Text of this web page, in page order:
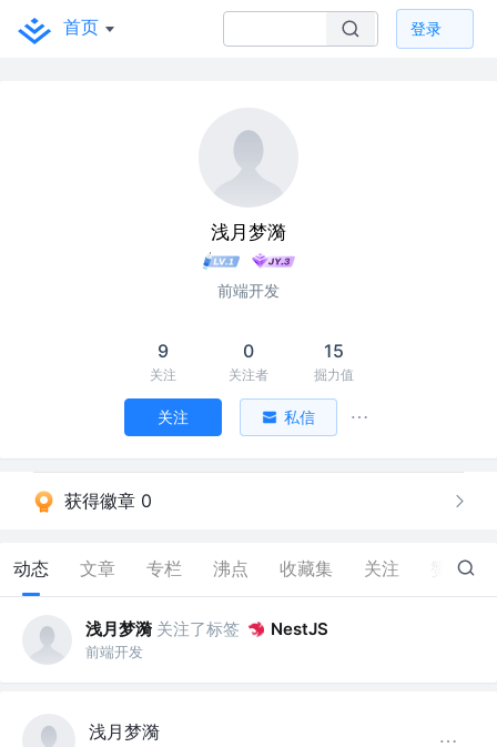
首页 登录
浅月梦漪
前端开发
9
关注
0
关注者
15
掘力值
关注 私信
获得徽章 0
动态 文章 专栏 沸点 收藏集 关注 2
浅月梦漪 关注了标签 NestJS
前端开发
浅月梦漪